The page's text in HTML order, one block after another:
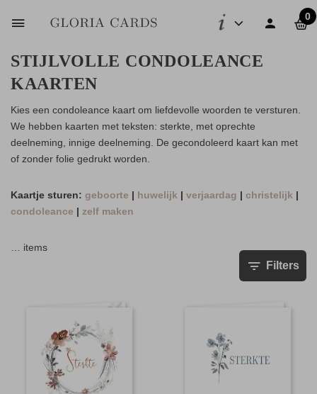
0
STIJLVOLLE CONDOLEANCE
KAARTEN
Kies een condoleance kaart om liefdevolle woorden te versturen.
We hebben kaarten met teksten: sterkte, met oprechte
deelneming, innige deelneming. De gecondoleerd kaart kan met
of zonder folie gedrukt worden.
Kaartje sturen: geboorte | huwelijk | verjaardag | christelijk |
condoleance | zelf maken
items
Filters